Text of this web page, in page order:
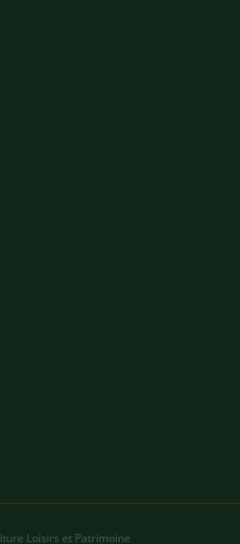
Loisirs et Patrimoine